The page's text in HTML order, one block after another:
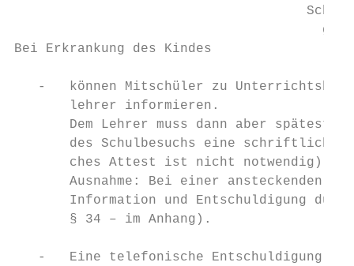
Bei Erkrankung des Kindes
-   können Mitschüler zu
       lehrer informieren.
Dem Lehrer muss dann aber
des Schulbesuchs eine schriftliche
       ches Attest ist nicht notwendig).
Ausnahme: Bei einer ansteckenden
Information und Entschuldigung
       § 34 – im Anhang).
-   Eine telefonische Entschuldigung